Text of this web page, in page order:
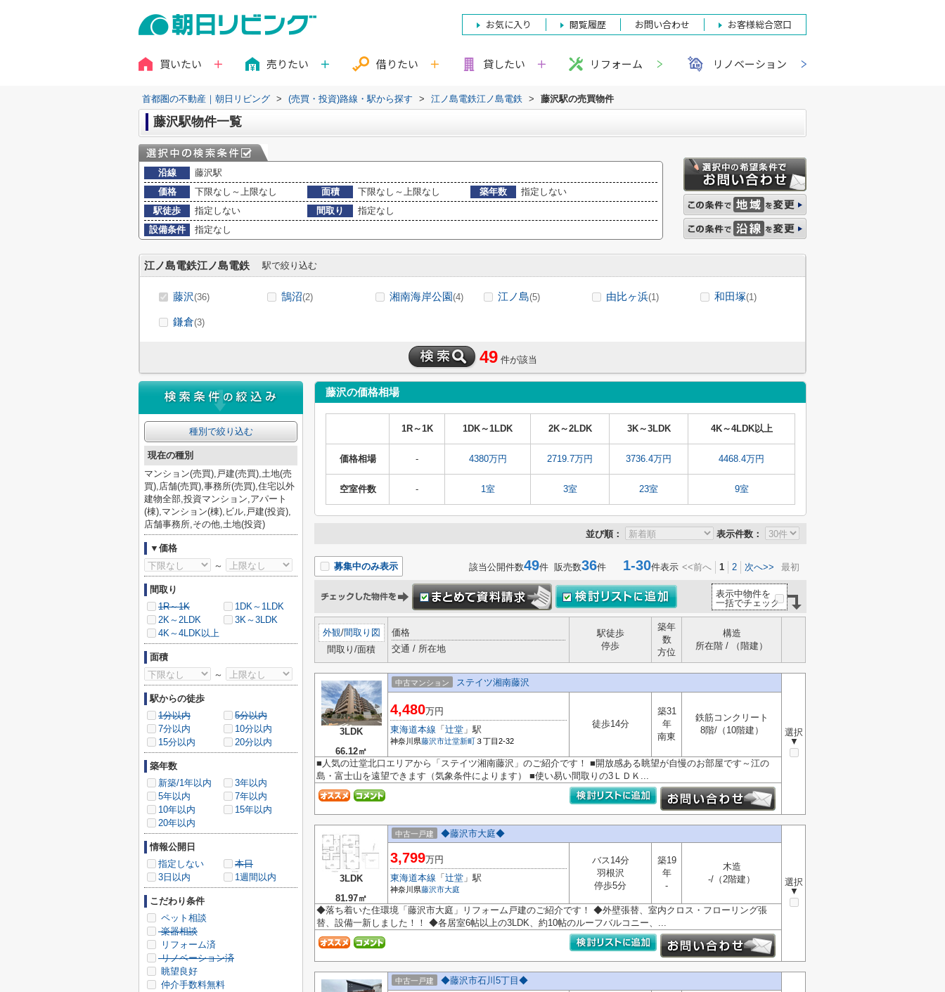
お気に入り 閲覧履歴 お問い合わせ お客様総合窓口
買いたい 売りたい 借りたい 貸したい リフォーム リノベーション
首都圏の不動産｜朝日リビング > (売買・投資)路線・駅から探す > 江ノ島電鉄江ノ島電鉄 > 藤沢駅の売買物件
藤沢駅物件一覧
沿線
藤沢駅
価格
下限なし～上限なし 面積 下限なし～上限なし 築年数
指定しない
駅徒歩
指定しない 間取り
指定なし
設備条件
指定なし
江ノ島電鉄江ノ島電鉄 駅で絞り込む
藤沢(36) 鵠沼(2) 湘南海岸公園(4) 江ノ島(5) 由比ヶ浜(1) 和田塚(1)
鎌倉(3)
49 件が該当
藤沢の価格相場
1R～1K 1DK～1LDK 2K～2LDK 3K～3LDK 4K～4LDK以上
価格相場 - 4380万円 2719.7万円 3736.4万円 4468.4万円
空室件数 - 1室 3室 23室 9室
並び順： 表示件数：
募集中のみ表示 該当公開件数49件 販売数36件 1-30件表示 <<前へ 1 2 次へ>> 最初
表示中物件を
一括でチェック
外観/間取り図
間取り/面積
価格
交通 / 所在地
駅徒歩
停歩
築年
数
方位
構造
所在階 / （階建）
3LDK
66.12㎡
中古マンション ステイツ湘南藤沢
選択
▼
4,480万円
東海道本線 「 辻堂 」駅
神奈川県藤沢市辻堂新町 ３丁目2-32
徒歩14分
築31
年
南東
鉄筋コンクリート
8階/（10階建）
■人気の辻堂北口エリアから「ステイツ湘南藤沢」のご紹介です！ ■開放感ある眺望が自慢のお部屋です～江の
島・富士山を遠望できます（気象条件によります） ■使い易い間取りの3ＬＤＫ...
3LDK
81.97㎡
中古一戸建 ◆藤沢市大庭◆
選択
▼
3,799万円
東海道本線 「 辻堂 」駅
神奈川県藤沢市大庭
バス14分
羽根沢
停歩5分
築19
年
-
木造
-/（2階建）
◆落ち着いた住環境「藤沢市大庭」リフォーム戸建のご紹介です！ ◆外壁張替、室内クロス・フローリング張
替、設備一新しました！！ ◆各居室6帖以上の3LDK、約10帖のルーフバルコニー、...
中古一戸建 ◆藤沢市石川5丁目◆
種別で絞り込む
現在の種別
マンション(売買),戸建(売買),土地(売
買),店舗(売買),事務所(売買),住宅以外
建物全部,投資マンション,アパート
(棟),マンション(棟),ビル,戸建(投資),
店舗事務所,その他,土地(投資)
▼価格
～
間取り
1R～1K
1DK～1LDK
2K～2LDK
3K～3LDK
4K～4LDK以上
面積
～
駅からの徒歩
1分以内
5分以内
7分以内
10分以内
15分以内
20分以内
築年数
新築/1年以内
3年以内
5年以内
7年以内
10年以内
15年以内
20年以内
情報公開日
指定しない
本日
3日以内
1週間以内
こだわり条件
ペット相談
楽器相談
リフォーム済
リノベーション済
眺望良好
仲介手数料無料